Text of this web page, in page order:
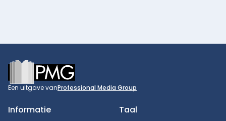
Footer
Een uitgave vanProfessional Media Group
Informatie Taal